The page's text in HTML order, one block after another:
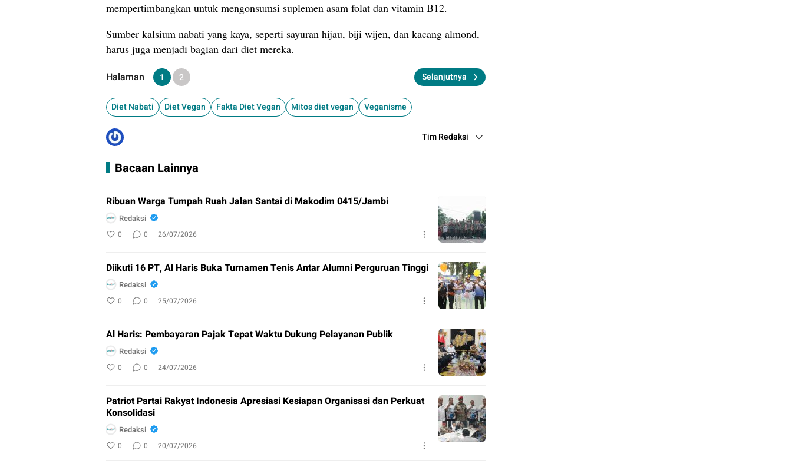
mempertimbangkan untuk mengonsumsi suplemen asam folat dan vitamin B12.
Sumber kalsium nabati yang kaya, seperti sayuran hijau, biji wijen, dan kacang almond,
harus juga menjadi bagian dari diet mereka.
Halaman
1 2 Selanjutnya
Diet Nabati Diet Vegan Fakta Diet Vegan Mitos diet vegan Veganisme
Tim Redaksi
Bacaan Lainnya
Ribuan Warga Tumpah Ruah Jalan Santai di Makodim 0415/Jambi
Redaksi
0 0 26/07/2026
Diikuti 16 PT, Al Haris Buka Turnamen Tenis Antar Alumni Perguruan Tinggi
Redaksi
0 0 25/07/2026
Al Haris: Pembayaran Pajak Tepat Waktu Dukung Pelayanan Publik
Redaksi
0 0 24/07/2026
Patriot Partai Rakyat Indonesia Apresiasi Kesiapan Organisasi dan Perkuat
Konsolidasi
Redaksi
0 0 20/07/2026